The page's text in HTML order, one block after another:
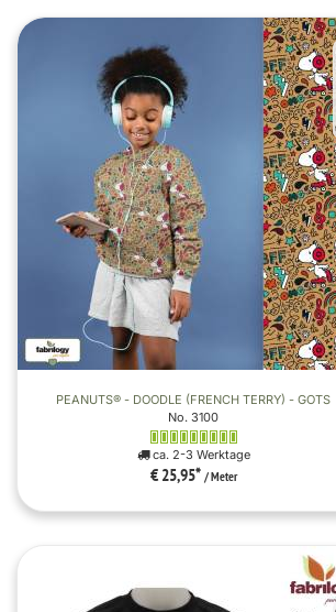
PEANUTS® - DOODLE (FRENCH TERRY) - GOTS
No. 3100
ca. 2-3 Werktage
€ 25,95* / Meter